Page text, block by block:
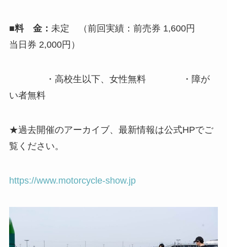
■料 金： 未定 （前回実績：前売券 1,600円
当日券 2,000円）
・高校生以下、女性無料 ・障が
い者無料
★過去開催のアーカイブ、最新情報は公式HPでご
覧ください。
https://www.motorcycle-show.jp